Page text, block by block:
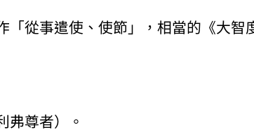
從事遣使、使節」，相當的《大
弗尊者）。